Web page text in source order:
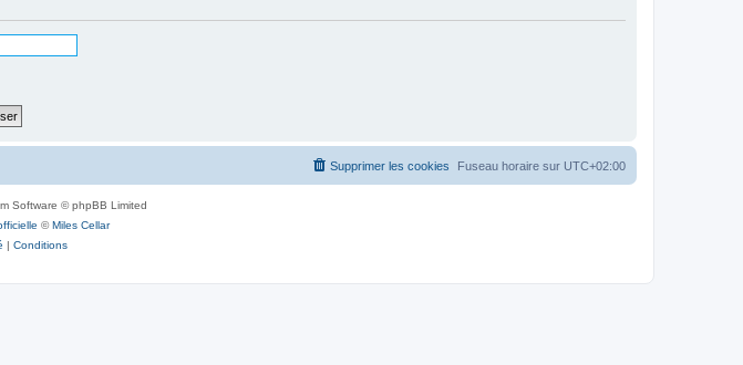
Fuseau horaire sur UTC+02:00
Supprimer les cookies
Software © phpBB Limited
©Miles Cellar
| Conditions